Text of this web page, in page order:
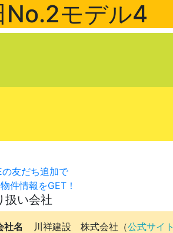
No.2モデル4
の友だち追加で
件情報をGET！
扱い会社
社名 川祥建設 株式会社（公式サイト